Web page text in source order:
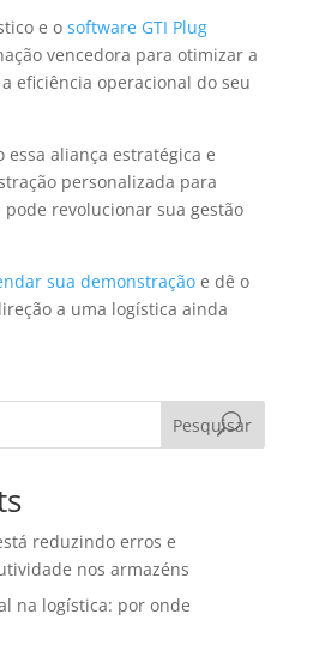
e o software GTI Plug
vencedora para otimizar a
eficiência operacional do seu
essa aliança estratégica e
personalizada para
revolucionar sua gestão
sua demonstraçãoe dê o
a uma logística ainda
Pesquisar
reduzindo erros e
nos armazéns
na logística: por onde